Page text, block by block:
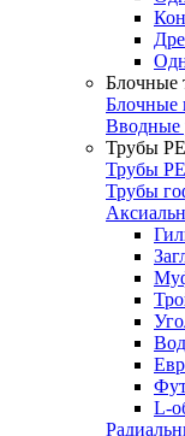
Блочные
Блочные
Вводные
Трубы
Трубы
Трубы
L-